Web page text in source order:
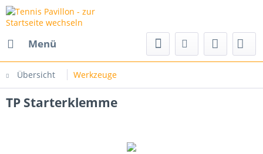
Menü
Übersicht Werkzeuge
TP Starterklemme